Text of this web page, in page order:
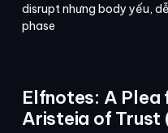
disrupt nhưng body yếu,
phase
Elfnotes: A
Aristeia of Trust